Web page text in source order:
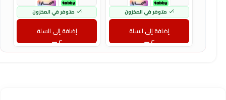
متوفر في المخزون
إضافة إلى السلة
متوفر في المخزون
إضافة إلى السلة